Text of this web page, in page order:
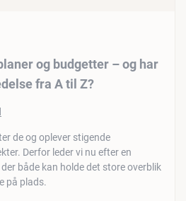
og budgetter – og har
fra A til Z?
de og oplever stigende
Derfor leder vi nu efter en
både kan holde det store overblik
på plads.